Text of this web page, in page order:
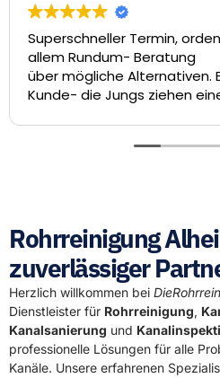
Superschneller Termin,
allem Rundum- Beratung
über mögliche Alternativen.
Kunde- die Jungs ziehen
Rohrreinigung
zuverlässiger
Herzlich willkommen bei
Dienstleister für Rohrreinigung,
Kanalsanierung und
professionelle Lösungen für alle
Kanäle. Unsere erfahrenen